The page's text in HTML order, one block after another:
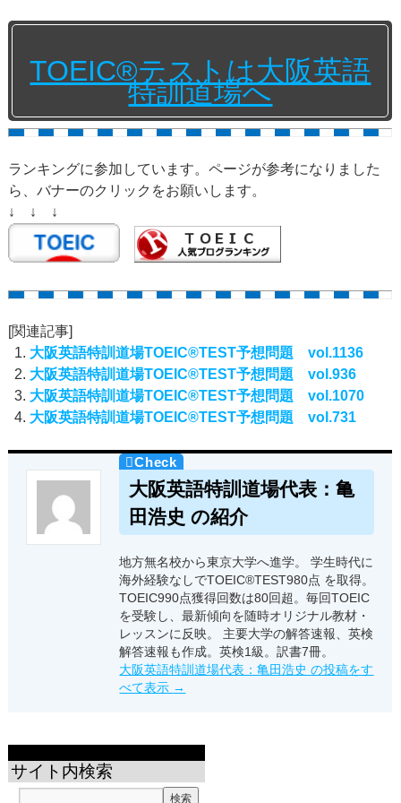
TOEIC®テストは大阪英語
特訓道場へ
ランキングに参加しています。ページが参考になりました
ら、バナーのクリックをお願いします。
↓ ↓ ↓
[関連記事]
大阪英語特訓道場TOEIC®TEST予想問題 vol.1136
大阪英語特訓道場TOEIC®TEST予想問題 vol.936
大阪英語特訓道場TOEIC®TEST予想問題 vol.1070
大阪英語特訓道場TOEIC®TEST予想問題 vol.731
大阪英語特訓道場代表：亀
田浩史 の紹介
地方無名校から東京大学へ進学。 学生時代に
海外経験なしでTOEIC®TEST980点 を取得。
TOEIC990点獲得回数は80回超。毎回TOEIC
を受験し、最新傾向を随時オリジナル教材・
レッスンに反映。 主要大学の解答速報、英検
解答速報も作成。英検1級。訳書7冊。
大阪英語特訓道場代表：亀田浩史 の投稿をす
べて表示 →
サイト内検索